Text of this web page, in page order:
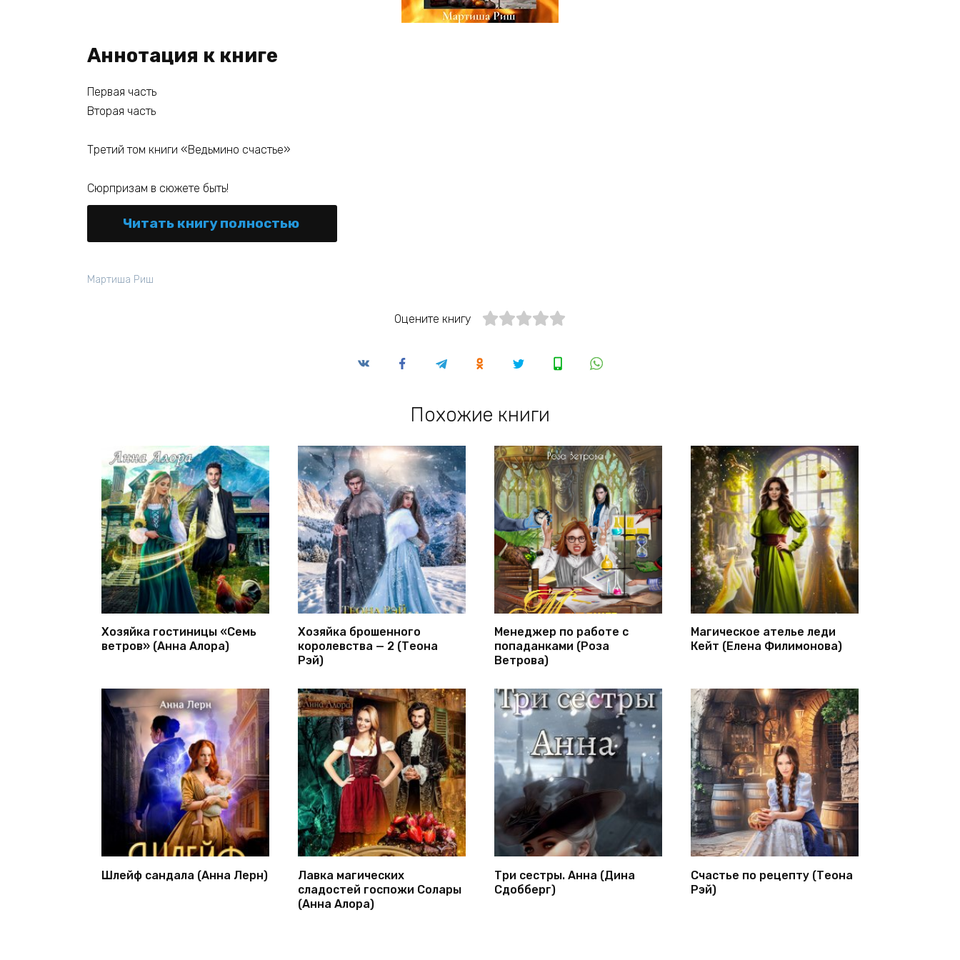
Аннотация к книге
Первая часть
Вторая часть
Третий том книги «Ведьмино счастье»
Сюрпризам в сюжете быть!
Читать книгу полностью
Мартиша Риш
Оцените книгу
Похожие книги
Хозяйка гостиницы «Семь
ветров» (Анна Алора)
Хозяйка брошенного
королевства — 2 (Теона
Рэй)
Менеджер по работе с
попаданками (Роза
Ветрова)
Магическое ателье леди
Кейт (Елена Филимонова)
Шлейф сандала (Анна Лерн)
Лавка магических
сладостей госпожи Солары
(Анна Алора)
Три сестры. Анна (Дина
Сдобберг)
Счастье по рецепту (Теона
Рэй)